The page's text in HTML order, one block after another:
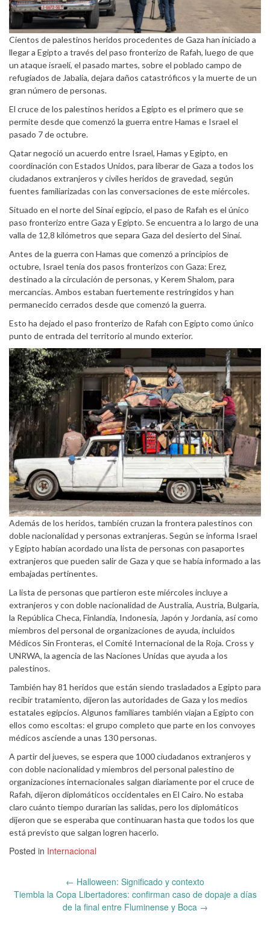
Cientos de palestinos heridos procedentes de Gaza han iniciado a
llegar a Egipto a través del paso fronterizo de Rafah, luego de que
un ataque israelí, el pasado martes, sobre el poblado campo de
refugiados de Jabalia, dejara daños catastróficos y la muerte de un
gran número de personas.
El cruce de los palestinos heridos a Egipto es el primero que se
permite desde que comenzó la guerra entre Hamas e Israel el
pasado 7 de octubre.
Qatar negoció un acuerdo entre Israel, Hamas y Egipto, en
coordinación con Estados Unidos, para liberar de Gaza a todos los
ciudadanos extranjeros y civiles heridos de gravedad, según
fuentes familiarizadas con las conversaciones de este miércoles.
Situado en el norte del Sinaí egipcio, el paso de Rafah es el único
paso fronterizo entre Gaza y Egipto. Se encuentra a lo largo de una
valla de 12,8 kilómetros que separa Gaza del desierto del Sinaí.
Antes de la guerra con Hamas que comenzó a principios de
octubre, Israel tenía dos pasos fronterizos con Gaza: Erez,
destinado a la circulación de personas, y Kerem Shalom, para
mercancías. Ambos estaban fuertemente restringidos y han
permanecido cerrados desde que comenzó la guerra.
Esto ha dejado el paso fronterizo de Rafah con Egipto como único
punto de entrada del territorio al mundo exterior.
Además de los heridos, también cruzan la frontera palestinos con
doble nacionalidad y personas extranjeras. Según se informa Israel
y Egipto habían acordado una lista de personas con pasaportes
extranjeros que pueden salir de Gaza y que se había informado a las
embajadas pertinentes.
La lista de personas que partieron este miércoles incluye a
extranjeros y con doble nacionalidad de Australia, Austria, Bulgaria,
la República Checa, Finlandia, Indonesia, Japón y Jordania, así como
miembros del personal de organizaciones de ayuda, incluidos
Médicos Sin Fronteras, el Comité Internacional de la Roja. Cross y
UNRWA, la agencia de las Naciones Unidas que ayuda a los
palestinos.
También hay 81 heridos que están siendo trasladados a Egipto para
recibir tratamiento, dijeron las autoridades de Gaza y los medios
estatales egipcios. Algunos familiares también viajan a Egipto con
ellos como escoltas: el grupo completo que parte en los convoyes
médicos asciende a unas 130 personas.
A partir del jueves, se espera que 1000 ciudadanos extranjeros y
con doble nacionalidad y miembros del personal palestino de
organizaciones internacionales salgan diariamente por el cruce de
Rafah, dijeron diplomáticos occidentales en El Cairo. No estaba
claro cuánto tiempo durarían las salidas, pero los diplomáticos
dijeron que se esperaba que continuaran hasta que todos los que
está previsto que salgan logren hacerlo.
Posted in Internacional
navigation
← Halloween: Significado y contexto
Tiembla la Copa Libertadores: confirman caso de dopaje a días
de la final entre Fluminense y Boca →